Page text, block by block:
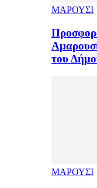
ΜΑΡΟΥΣΙ
του
ΜΑΡΟΥΣΙ